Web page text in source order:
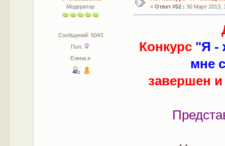
Модератор
Сообщений: 5043
Пол:
Елена я
« Ответ #52 : 30 Март 2013,
Конкурс "Я -
мне
завершен